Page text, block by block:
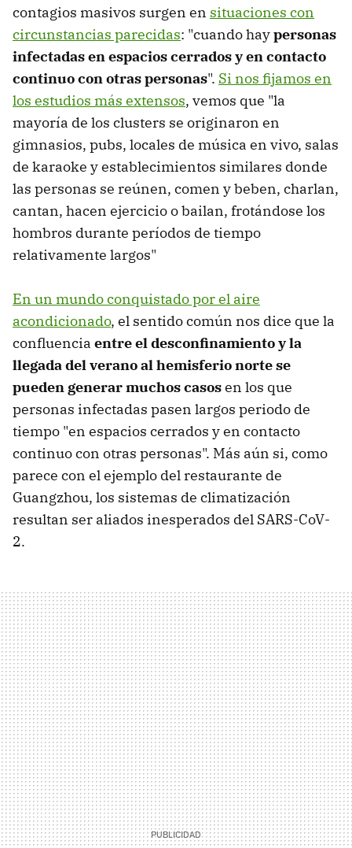
contagios masivos surgen en situaciones con
circunstancias parecidas: "cuando haypersonas
infectadas en espacios cerrados y en contacto
continuo con otras personas". Si nos fijamos en
los estudios más extensos, vemos que "la
mayoría de los clusters se originaron en
gimnasios, pubs, locales de música en vivo, salas
de karaoke y establecimientos similares donde
las personas se reúnen, comen y beben, charlan,
cantan, hacen ejercicio o bailan, frotándose los
hombros durante períodos de tiempo
relativamente largos"
En un mundo conquistado por el aire
acondicionado, el sentido común nos dice que la
confluencia entre el desconfinamiento y la
llegada del verano al hemisferio norte se
pueden generar muchos casosen los que
personas infectadas pasen largos periodo de
tiempo "en espacios cerrados y en contacto
continuo con otras personas". Más aún si, como
parece con el ejemplo del restaurante de
Guangzhou, los sistemas de climatización
resultan ser aliados inesperados del SARS-CoV-
2.